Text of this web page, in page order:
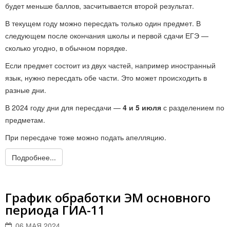
будет меньше баллов, засчитывается второй результат.
В текущем году можно пересдать только один предмет. В
следующем после окончания школы и первой сдачи ЕГЭ —
сколько угодно, в обычном порядке.
Если предмет состоит из двух частей, например иностранный
язык, нужно пересдать обе части. Это может происходить в
разные дни.
В 2024 году дни для пересдачи — 4 и 5 июля с разделением по
предметам.
При пересдаче тоже можно подать апелляцию.
Подробнее...
График обработки ЭМ основного
периода ГИА-11